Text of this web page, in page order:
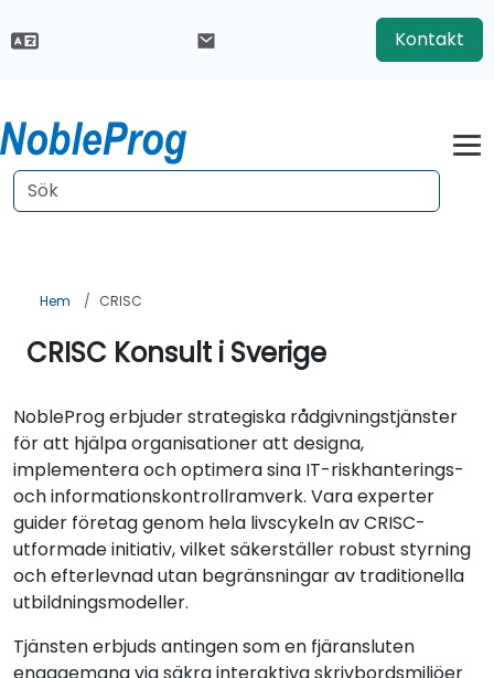
Kontakt
Hem CRISC
CRISC Konsult i Sverige
NobleProg erbjuder strategiska rådgivningstjänster
för att hjälpa organisationer att designa,
implementera och optimera sina IT-riskhanterings-
och informationskontrollramverk. Vara experter
guider företag genom hela livscykeln av CRISC-
utformade initiativ, vilket säkerställer robust styrning
och efterlevnad utan begränsningar av traditionella
utbildningsmodeller.
Tjänsten erbjuds antingen som en fjäransluten